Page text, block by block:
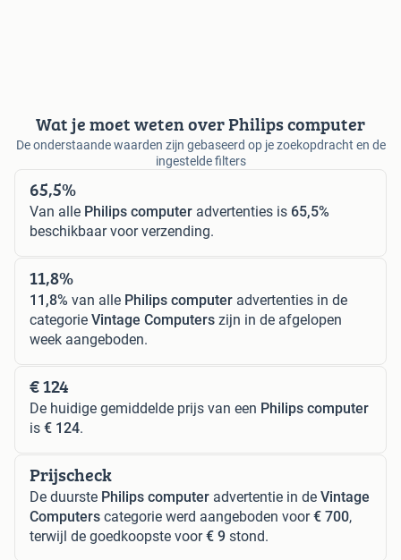
Wat je moet weten over Philips computer
De onderstaande waarden zijn gebaseerd op je zoekopdracht en de
ingestelde filters
65,5%
Van alle Philips computer advertenties is 65,5%
beschikbaar voor verzending.
11,8%
11,8% van alle Philips computer advertenties in de
categorie Vintage Computers zijn in de afgelopen
week aangeboden.
€ 124
De huidige gemiddelde prijs van een Philips computer
is € 124.
Prijscheck
De duurste Philips computer advertentie in de Vintage
Computers categorie werd aangeboden voor€ 700,
terwijl de goedkoopste voor€ 9 stond.